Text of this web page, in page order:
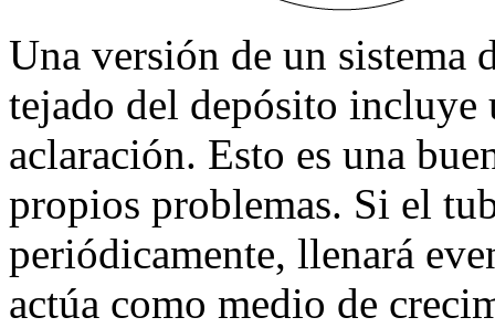
Una versión de un sistema
tejado del depósito incluye
aclaración. Esto es una
propios problemas. Si el
periódicamente, llenará
actúa como medio de